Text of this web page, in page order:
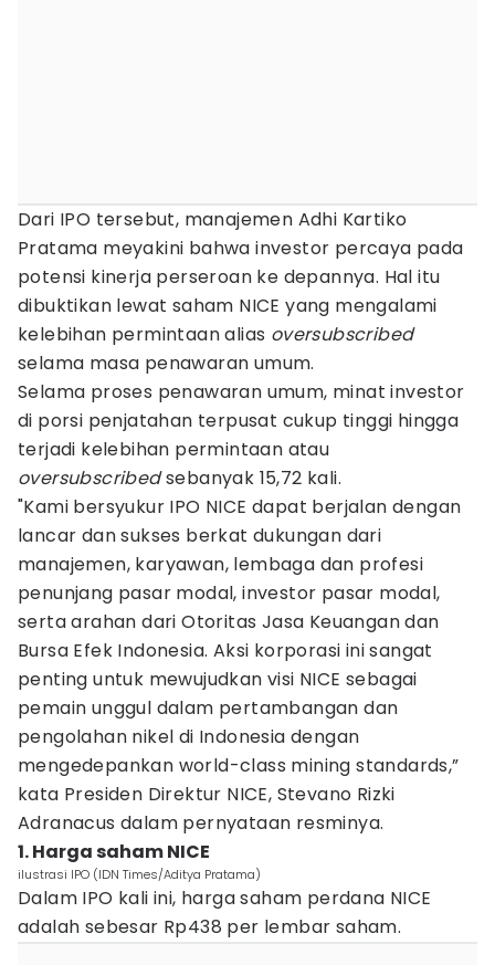
Dari IPO tersebut, manajemen Adhi Kartiko
Pratama meyakini bahwa investor percaya pada
potensi kinerja perseroan ke depannya. Hal itu
dibuktikan lewat saham NICE yang mengalami
kelebihan permintaan alias oversubscribed
selama masa penawaran umum.
Selama proses penawaran umum, minat investor
di porsi penjatahan terpusat cukup tinggi hingga
terjadi kelebihan permintaan atau
oversubscribedsebanyak 15,72 kali.
"Kami bersyukur IPO NICE dapat berjalan dengan
lancar dan sukses berkat dukungan dari
manajemen, karyawan, lembaga dan profesi
penunjang pasar modal, investor pasar modal,
serta arahan dari Otoritas Jasa Keuangan dan
Bursa Efek Indonesia. Aksi korporasi ini sangat
penting untuk mewujudkan visi NICE sebagai
pemain unggul dalam pertambangan dan
pengolahan nikel di Indonesia dengan
mengedepankan world-class mining standards,”
kata Presiden Direktur NICE, Stevano Rizki
Adranacus dalam pernyataan resminya.
1. Harga saham NICE
ilustrasi IPO (IDN Times/Aditya Pratama)
Dalam IPO kali ini, harga saham perdana NICE
adalah sebesar Rp438 per lembar saham.